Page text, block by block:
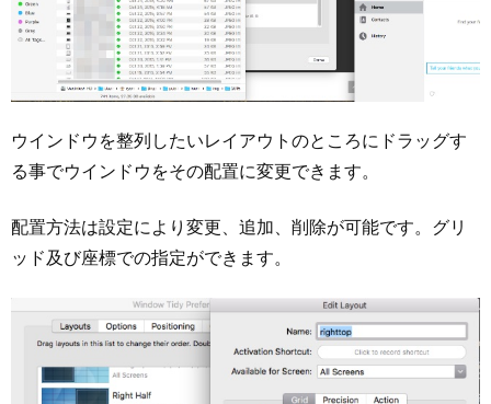
ウインドウを整列したいレイアウトのところにドラッグす
る事でウインドウをその配置に変更できます。
配置方法は設定により変更、追加、削除が可能です。グリ
ッド及び座標での指定ができます。